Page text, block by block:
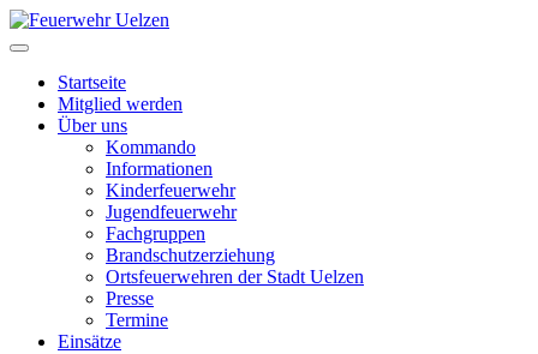
Startseite
Mitglied werden
Über uns
Kommando
Informationen
Kinderfeuerwehr
Jugendfeuerwehr
Fachgruppen
Brandschutzerziehung
Ortsfeuerwehren der Stadt Uelzen
Presse
Termine
Einsätze